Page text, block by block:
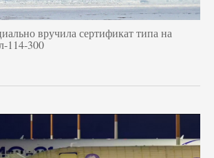
вручила сертификат типа на
114-300